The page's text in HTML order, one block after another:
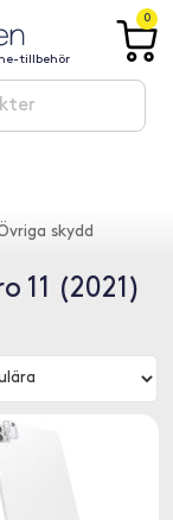
tillbehör
0
skydd
11 (2021)